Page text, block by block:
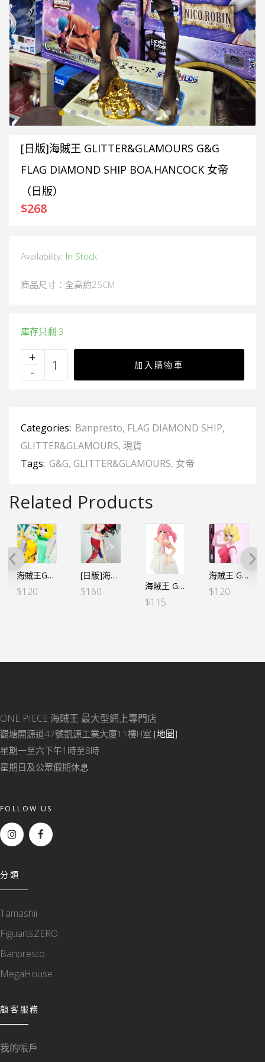
[日版]海賊王 GLITTER&GLAMOURS G&G
FLAG DIAMOND SHIP BOA.HANCOCK 女帝
（日版）
$268
Availability: In Stock
商品尺寸：全高約25CM
庫存只剩 3
加入購物車
Categories: Banpresto, FLAG DIAMOND SHIP,
GLITTER&GLAMOURS, 現貨
Tags: G&G, GLITTER&GLAMOURS, 女帝
Related Products
海賊王GLITTER&GLAMOURS G&G 加洛特 綠色（行）
$120
[日版]海賊王 GLITTER&GLAMOURS G&G-女帝 Ⓐ紅色（日）
$160 海賊王 GLITTER&GLAMOURS G&G-LADY EDGE：WEDDING－PERHONA 培羅娜－Ⓐ 白色
$115
海賊王 GLITTER&GLAMOURS G&G-加洛特 紅色Ｂ（行）
$120
ONE PIECE 海賊王 最大型網上專門店
觀塘開源道47號凱源工業大廈11樓H室 [地圖]
星期一至六下午1時至8時
星期日及公眾假期休息
FOLLOW US
分類
Tamashii
FiguartsZERO
Banpresto
MegaHouse
顧客服務
我的帳戶